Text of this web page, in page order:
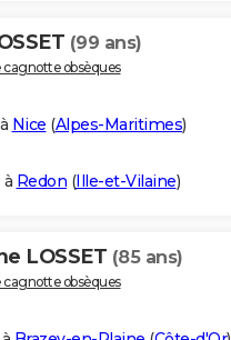
(99 ans)
cagnotte obsèques
Nice (Alpes-Maritimes)
Redon (Ille-et-Vilaine)
LOSSET (85 ans)
cagnotte obsèques